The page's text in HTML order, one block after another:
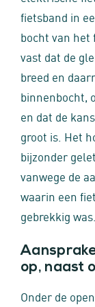
fietsband in
bocht van het
vast dat de
breed en
binnenbocht,
en dat de
groot is. Het
bijzonder
vanwege de
waarin een
gebrekkig was.
op, naast
Onder de